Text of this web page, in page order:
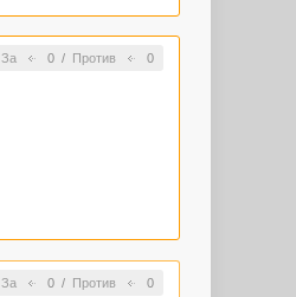
За 0/ Против 0
За 0/ Против 0